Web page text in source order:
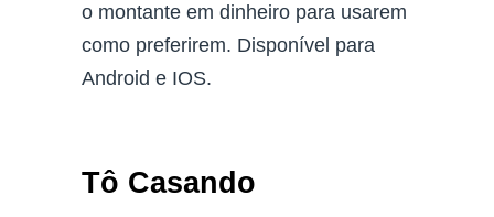
o montante em dinheiro para usarem
como preferirem. Disponível para
Android e IOS.
Tô Casando